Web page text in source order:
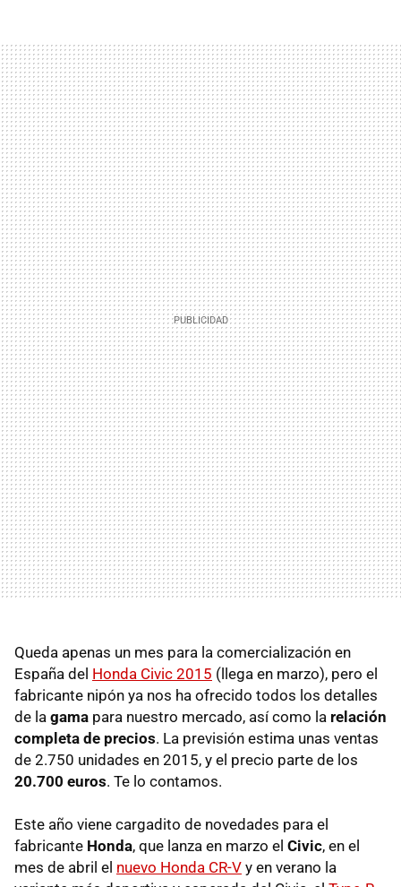
Queda apenas un mes para la comercialización en
España del Honda Civic 2015 (llega en marzo), pero el
fabricante nipón ya nos ha ofrecido todos los detalles
de la gama para nuestro mercado, así como la relación
completa de precios. La previsión estima unas ventas
de 2.750 unidades en 2015, y el precio parte de los
20.700 euros. Te lo contamos.
Este año viene cargadito de novedades para el
fabricante Honda, que lanza en marzo el Civic, en el
mes de abril el nuevo Honda CR-V y en verano la